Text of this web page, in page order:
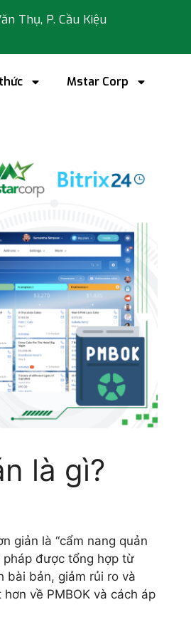
Thụ, P. Cầu Kiệu
Mstar Corp
là gì?
giản là “cẩm nang quản
pháp được tổng hợp từ
bài bản, giảm rủi ro và
về PMBOK và cách áp